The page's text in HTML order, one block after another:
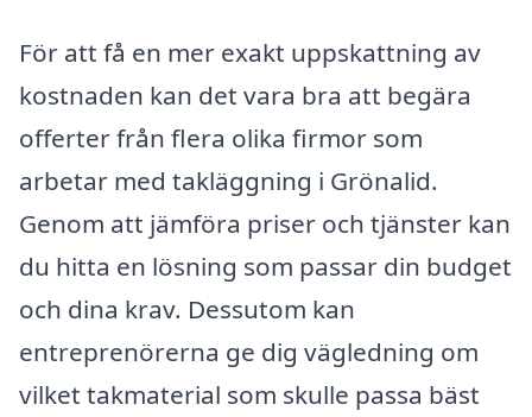
För att få en mer exakt uppskattning av
kostnaden kan det vara bra att begära
offerter från flera olika firmor som
arbetar med takläggning i Grönalid.
Genom att jämföra priser och tjänster kan
du hitta en lösning som passar din budget
och dina krav. Dessutom kan
entreprenörerna ge dig vägledning om
vilket takmaterial som skulle passa bäst